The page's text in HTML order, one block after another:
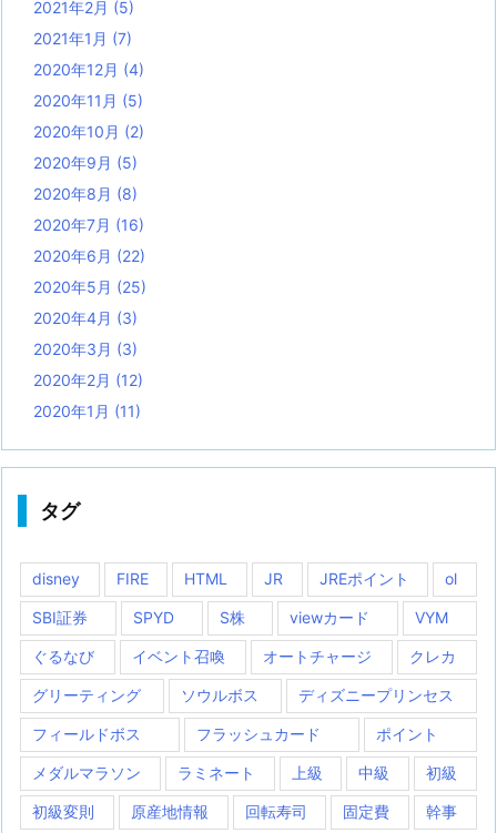
2021年2月 (5)
2021年1月 (7)
2020年12月 (4)
2020年11月 (5)
2020年10月 (2)
2020年9月 (5)
2020年8月 (8)
2020年7月 (16)
2020年6月 (22)
2020年5月 (25)
2020年4月 (3)
2020年3月 (3)
2020年2月 (12)
2020年1月 (11)
タグ
disney FIRE HTML JR JREポイント ol
SBI証券 SPYD S株 viewカード VYM
ぐるなび イベント召喚 オートチャージ クレカ
グリーティング ソウルボス ディズニープリンセス
フィールドボス フラッシュカード ポイント
メダルマラソン ラミネート 上級 中級 初級
初級変則 原産地情報 回転寿司 固定費 幹事